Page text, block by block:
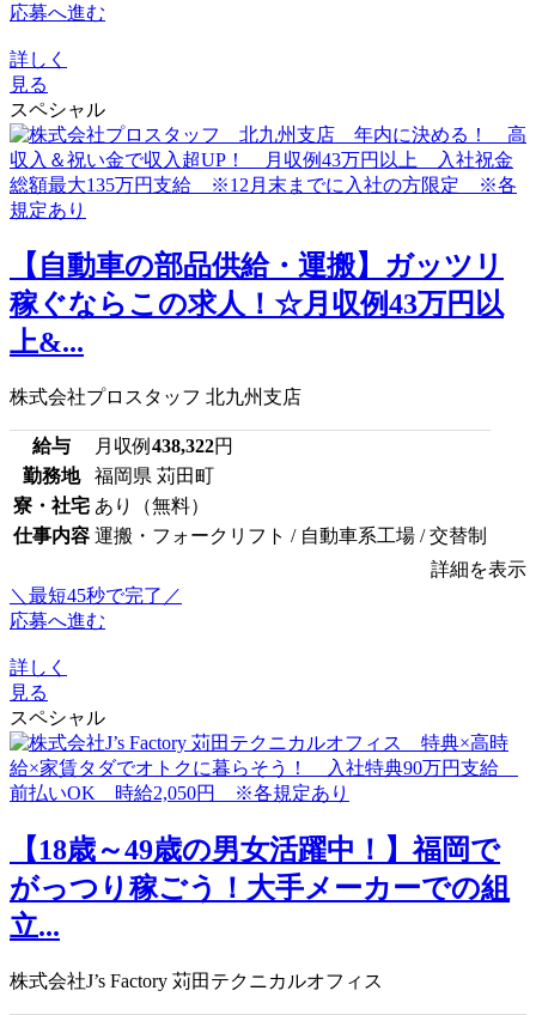
応募へ進む
詳しく
見る
スペシャル
【自動車の部品供給・運搬】ガッツリ
稼ぐならこの求人！☆月収例43万円以
上&...
株式会社プロスタッフ 北九州支店
給与 月収例 438,322円
勤務地
福岡県 苅田町
寮・社宅 あり（無料）
仕事内容 運搬・フォークリフト / 自動車系工場 / 交替制
詳細を表示
＼最短45秒で完了／
応募へ進む
詳しく
見る
スペシャル
【18歳～49歳の男女活躍中！】福岡で
がっつり稼ごう！大手メーカーでの組
立...
株式会社J’s Factory 苅田テクニカルオフィス